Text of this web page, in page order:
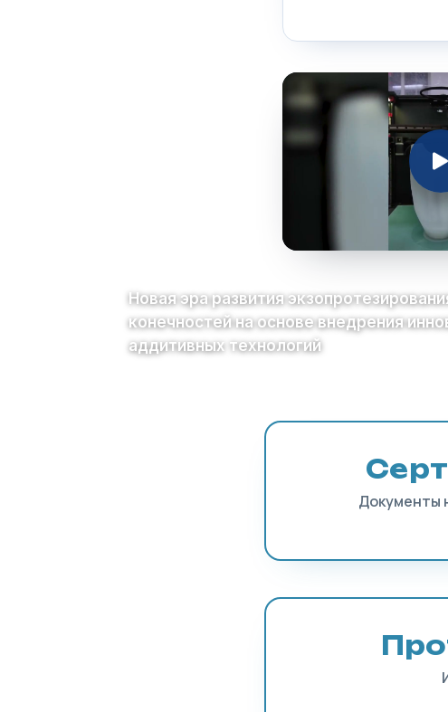
Новая эра развития
конечностей на основе внедрения
аддитивных технологий
Документы